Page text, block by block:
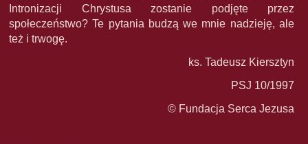
Intronizacji Chrystusa zostanie podjęte przez
społeczeństwo? Te pytania budzą we mnie nadzieję, ale
też i trwogę.
ks. Tadeusz Kiersztyn
PSJ 10/1997
© Fundacja Serca Jezusa